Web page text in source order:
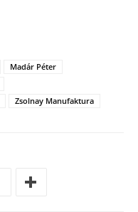
Madár Péter
Zsolnay Manufaktura